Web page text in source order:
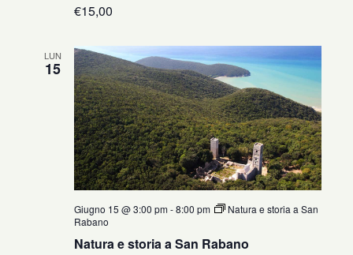
€15,00
LUN
15
Giugno 15 @ 3:00 pm-8:00 pm
Natura e storia a San
Rabano
Natura e storia a San Rabano